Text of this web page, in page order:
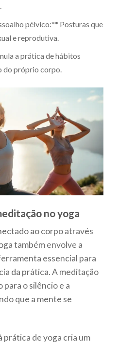
pélvico:** Posturas que
e reprodutiva.
a prática de hábitos
do próprio corpo.
no yoga
ao corpo através
também envolve a
essencial para
da prática. A meditação
o silêncio e a
que a mente se
prática de yoga cria um